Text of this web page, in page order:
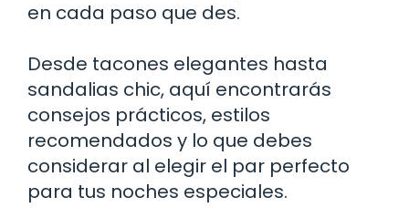
en cada paso que des.
Desde tacones elegantes hasta
sandalias chic, aquí encontrarás
consejos prácticos, estilos
recomendados y lo que debes
considerar al elegir el par perfecto
para tus noches especiales.